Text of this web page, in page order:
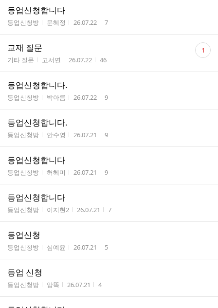
등업신청합니다
게시판명
등업신청방 작성자
문혜정 작성시간
26.07.22 조회수
7
교재 질문
게시판명
기타 질문 작성자
고서연 작성시간
26.07.22 조회수
46
댓
글 1
등업신청합니다.
게시판명
등업신청방 작성자
박아름 작성시간
26.07.22 조회수
9
등업신청합니다.
게시판명
등업신청방 작성자
안수영 작성시간
26.07.21 조회수
9
등업신청합니다
게시판명
등업신청방 작성자
허헤미 작성시간
26.07.21 조회수
9
등업신청합니다
게시판명
등업신청방 작성자
이지현2 작성시간
26.07.21 조회수
7
등업신청
게시판명
등업신청방 작성자
심예윤 작성시간
26.07.21 조회수
5
등업 신청
게시판명
등업신청방 작성자
앙똑 작성시간
26.07.21 조회수
4